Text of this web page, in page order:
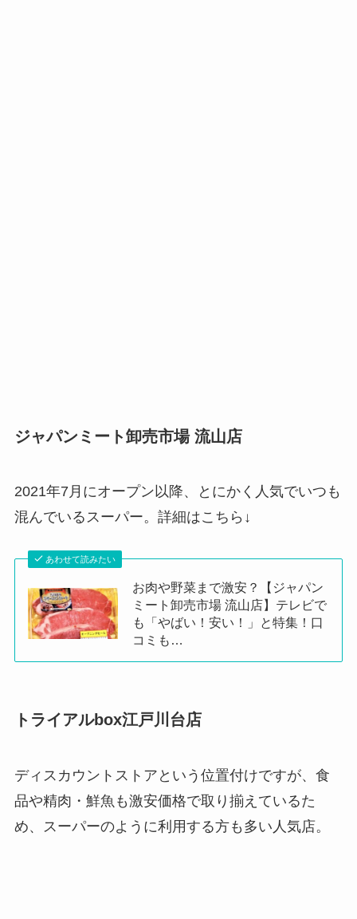
ジャパンミート卸売市場 流山店
2021年7月にオープン以降、とにかく人気でいつも
混んでいるスーパー。詳細はこちら↓
あわせて読みたい
お肉や野菜まで激安？【ジャパン
ミート卸売市場 流山店】テレビで
も「やばい！安い！」と特集！口
コミも…
トライアルbox江戸川台店
ディスカウントストアという位置付けですが、食
品や精肉・鮮魚も激安価格で取り揃えているた
め、スーパーのように利用する方も多い人気店。